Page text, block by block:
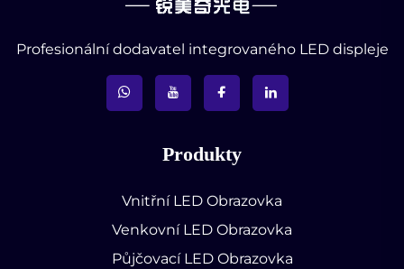
Profesionální dodavatel integrovaného LED displeje
Produkty
Vnitřní LED Obrazovka
Venkovní LED Obrazovka
Půjčovací LED Obrazovka